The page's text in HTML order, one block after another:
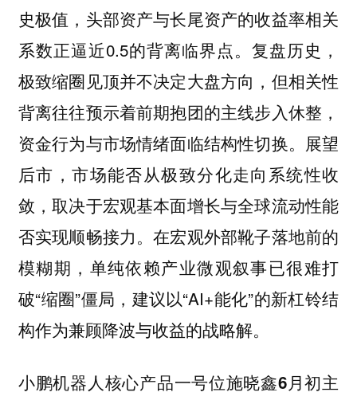
史极值，头部资产与长尾资产的收益率相关
系数正逼近0.5的背离临界点。复盘历史，
极致缩圈见顶并不决定大盘方向，但相关性
背离往往预示着前期抱团的主线步入休整，
资金行为与市场情绪面临结构性切换。展望
后市，市场能否从极致分化走向系统性收
敛，取决于宏观基本面增长与全球流动性能
否实现顺畅接力。在宏观外部靴子落地前的
模糊期，单纯依赖产业微观叙事已很难打
破“缩圈”僵局，建议以“AI+能化”的新杠铃结
构作为兼顾降波与收益的战略解。
小鹏机器人核心产品一号位施晓鑫6月初主